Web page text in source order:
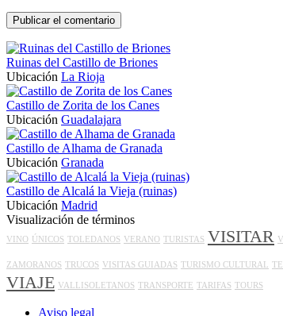
Ruinas del Castillo de Briones
Ubicación La Rioja
Castillo de Zorita de los Canes
Ubicación Guadalajara
Castillo de Alhama de Granada
Ubicación Granada
Castillo de Alcalá la Vieja (ruinas)
Ubicación Madrid
Visualización de términos
VINO ÚNICOS TOLEDANOS VERANO TURISTAS VISITAR
ZAMORANOS TRUCOS VISITAS GUIADAS TURISMO CULTURAL
VIAJE VALLISOLETANOS TRANSPORTE TARIFAS TOURS
Aviso legal